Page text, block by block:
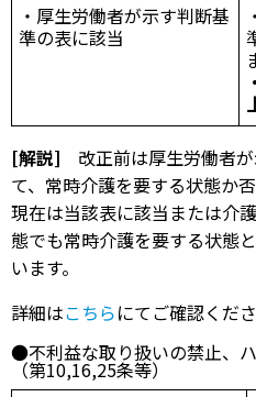
・厚生労働者が示す判断基
準の表に該当
[解説] 改正前は厚生労働者
て、常時介護を要する状態か
現在は当該表に該当または介
態でも常時介護を要する状態
います。
詳細はこちらにてご確認くださ
●不利益な取り扱いの禁止、
（第10,16,25条等）